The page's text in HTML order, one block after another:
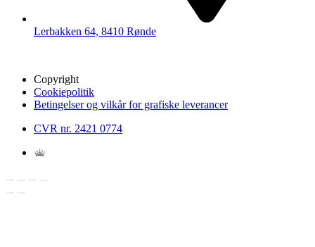
Lerbakken 64, 8410 Rønde
Copyright
Cookiepolitik
Betingelser og vilkår for grafiske leverancer
CVR nr. 2421 0774